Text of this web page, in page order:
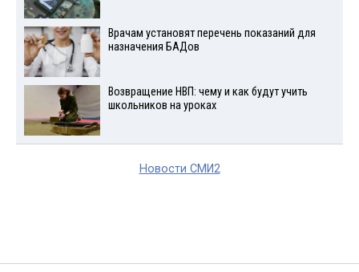
Врачам установят перечень показаний для
назначения БАДов
Возвращение НВП: чему и как будут учить
школьников на уроках
Новости СМИ2